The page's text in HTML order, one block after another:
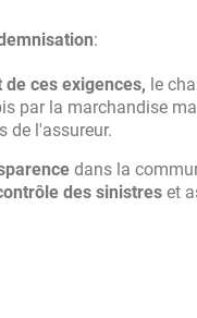
:
de ces exigences, le
par la marchandise
de l'assureur.
dans la
des sinistres et